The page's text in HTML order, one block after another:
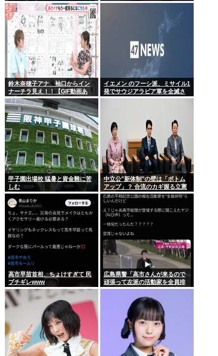
レロ」敵「うっ 」
能性あったよな？
鈴木奈穂子アナ 袖口からイン
ナーチラ見え！！【GIF動画あ
り】
イエメン のフーシ派、ミサイル1
発でサウジアラビア軍を全滅さ
せてしまうww
甲子園出場校 猛暑と資金難に苦
しむ
中立公”新体制”の壁は「ボトム
アップ」？ 合流のカギ握る立憲
高市早苗首相、ちょけすぎて 民
ブチギレwww
広島県警「高市さんが来るので
頑張って左派の活動家を全員排
除しました！」広島市民「広島
から出てけ！」結局ヤジが飛ぶ